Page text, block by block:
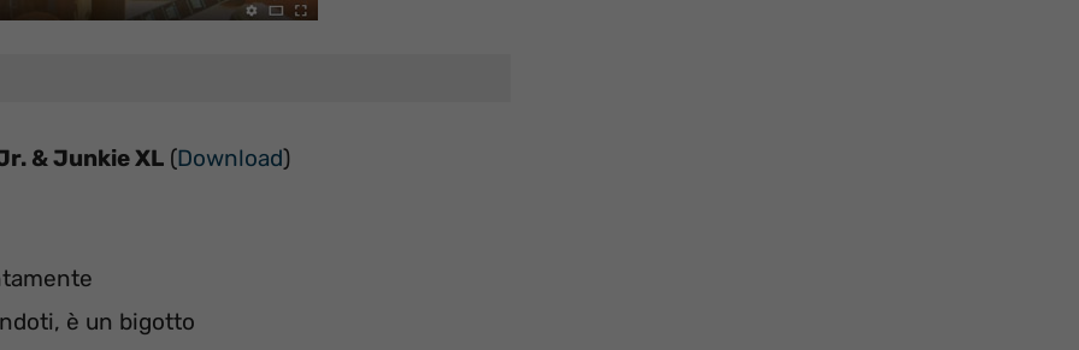
& Junkie XL (Download)
è un bigotto